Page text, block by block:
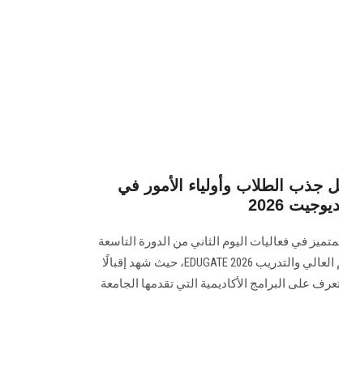
الطلاب وأولياء الأمور في
2026
في فعاليات اليوم الثاني من الدورة التاسعة
عشرة للملتقى والمعرض الدولي للتعليم العالي والتدريب EDUGATE 2026، حيث شهد إقبالًا
على البرامج الأكاديمية التي تقدمها الجامعة